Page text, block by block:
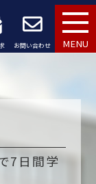
お問い合わせ MENU
7日間学